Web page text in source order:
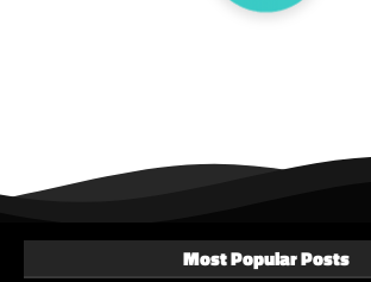
Most Popular Posts